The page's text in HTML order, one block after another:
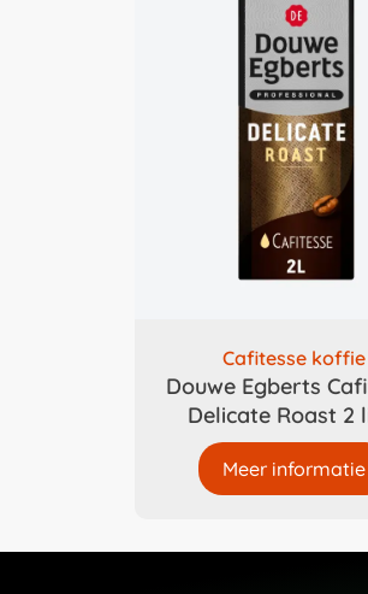
Cafitesse koffie
Douwe Egberts
Delicate Roast 2
Meer informatie